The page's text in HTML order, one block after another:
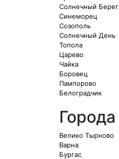
Солнечный Берег
Синеморец
Созополь
Солнечный День
Топола
Царево
Чайка
Боровец
Пампорово
Белоградчик
Города
Велико Тырново
Варна
Бургас